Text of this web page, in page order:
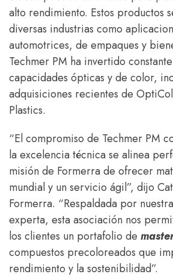
alto rendimiento. Estos productos
diversas industrias como
automotrices, de empaques y
Techmer PM ha invertido
capacidades ópticas y de color,
adquisiciones recientes de
Plastics.
“El compromiso de Techmer PM
la excelencia técnica se alinea
misión de Formerra de ofrecer
mundial y un servicio ágil”, dijo
Formerra. “Respaldada por
experta, esta asociación nos
los clientes un portafolio de
compuestos precoloreados que
rendimiento y la sostenibilidad”.